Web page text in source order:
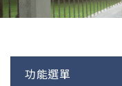
功能選單